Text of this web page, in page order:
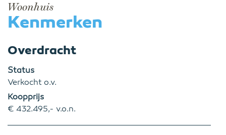
Woonhuis
Kenmerken
Overdracht
Status
Verkocht o.v.
Koopprijs
€ 432.495,- v.o.n.